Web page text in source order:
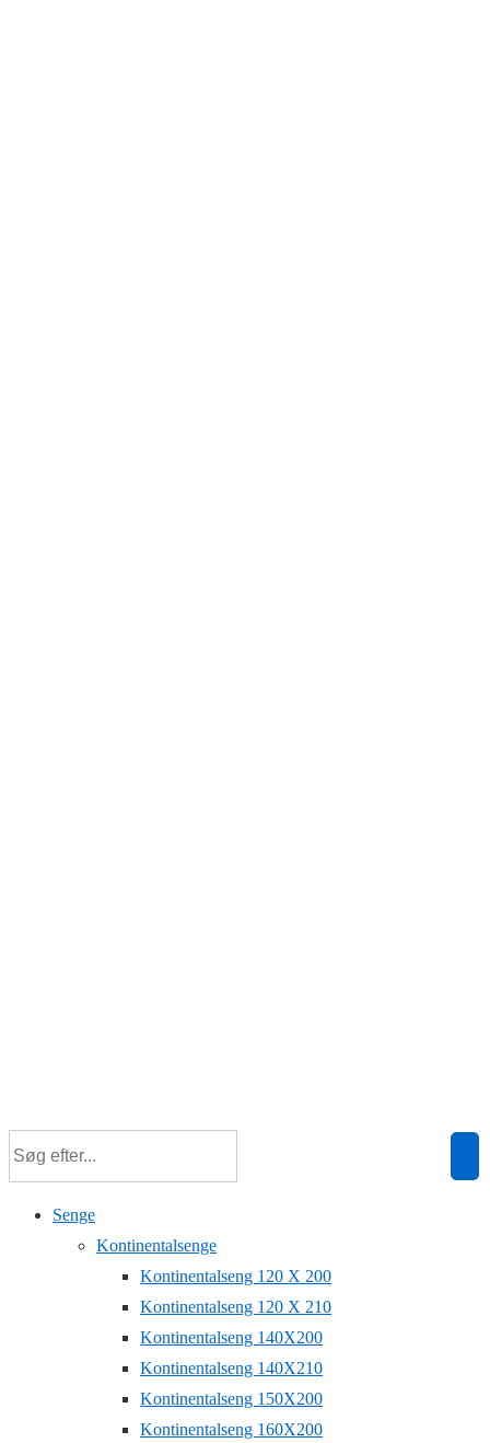
Senge
Kontinentalsenge
Kontinentalseng 120 X 200
Kontinentalseng 120 X 210
Kontinentalseng 140X200
Kontinentalseng 140X210
Kontinentalseng 150X200
Kontinentalseng 160X200